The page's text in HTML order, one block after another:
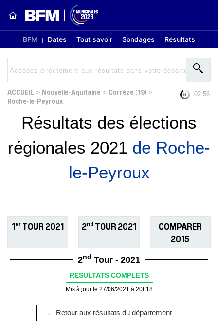
BFM Dates Tout savoir Sondages Résultats
ACCUEIL > Nouvelle-Aquitaine > Corrèze (19) >
Roche-le-Peyroux
02:56
Résultats des élections
régionales 2021 de Roche-
le-Peyroux
1er TOUR 2021 2ndTOUR 2021
COMPARER
2015
2nd Tour - 2021
RÉSULTATS COMPLETS
Mis à jour le 27/06/2021 à 20h18
← Retour aux résultats du département